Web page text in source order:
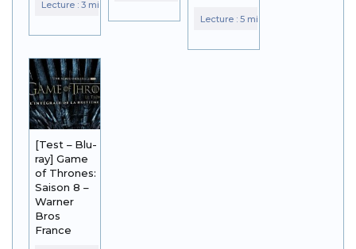
[Test – Blu-
ray] Game
of Thrones:
Saison 8 –
Warner
Bros
France